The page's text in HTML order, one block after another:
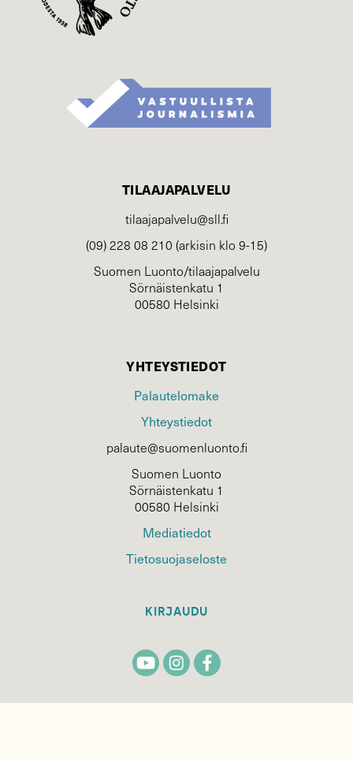
TILAAJAPALVELU
tilaajapalvelu@sll.fi
(09) 228 08 210 (arkisin klo 9-15)
Suomen Luonto/tilaajapalvelu
Sörnäistenkatu 1
00580 Helsinki
YHTEYSTIEDOT
Palautelomake
Yhteystiedot
palaute@suomenluonto.fi
Suomen Luonto
Sörnäistenkatu 1
00580 Helsinki
Mediatiedot
Tietosuojaseloste
KIRJAUDU